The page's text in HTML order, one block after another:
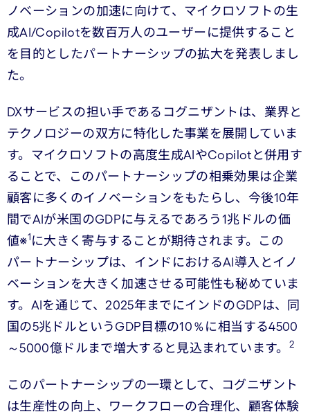
ノベーションの加速に向けて、マイクロソフトの生
成AI/Copilotを数百万人のユーザーに提供すること
を目的としたパートナーシップの拡大を発表しまし
た。
DXサービスの担い手であるコグニザントは、業界と
テクノロジーの双方に特化した事業を展開していま
す。マイクロソフトの高度生成AIやCopilotと併用す
ることで、このパートナーシップの相乗効果は企業
顧客に多くのイノベーションをもたらし、今後10年
間でAIが米国のGDPに与えるであろう1兆ドルの価
値※1 に大きく寄与することが期待されます。この
パートナーシップは、インドにおけるAI導入とイノ
ベーションを大きく加速させる可能性も秘めていま
す。AIを通じて、2025年までにインドのGDPは、同
国の5兆ドルというGDP目標の10％に相当する4500
～5000億ドルまで増大すると見込まれています。
2
このパートナーシップの一環として、コグニザント
は生産性の向上、ワークフローの合理化、顧客体験